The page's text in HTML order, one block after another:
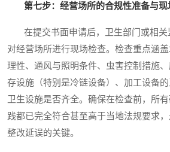
第七步：经营场所的合规性准备与现
在提交书面申请后，卫生部门或相关
对经营场所进行现场检查。检查重点涵
理性、通风与照明条件、虫害控制措施
存设施（特别是冷链设备）、加工设备
卫生设施是否齐全。确保在检查前，所
践都已完全符合甚至高于当地法规要求
整改延误的关键。